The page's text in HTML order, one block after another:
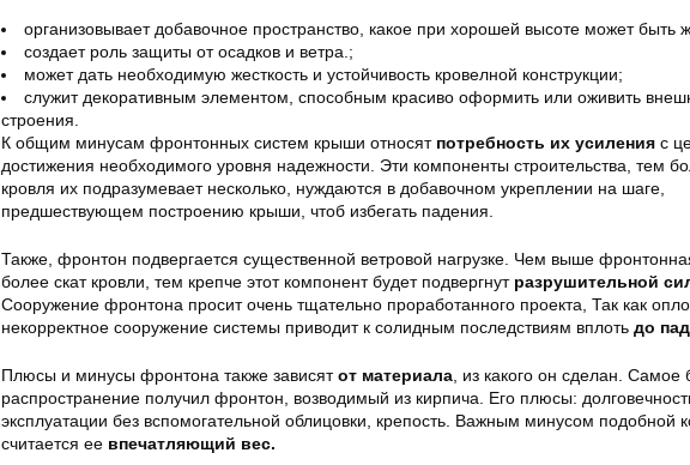
организовывает добавочное пространство, какое при хорошей высоте может
создает роль защиты от осадков и ветра.;
может дать необходимую жесткость и устойчивость кровелной конструкции;
служит декоративным элементом, способным красиво оформить или оживить
строения.
К общим минусам фронтонных систем крыши относят потребность их усиления с
достижения необходимого уровня надежности. Эти компоненты строительства, тем
кровля их подразумевает несколько, нуждаются в добавочном укреплении на шаге,
предшествующем построению крыши, чтоб избегать падения.
Также, фронтон подвергается существенной ветровой нагрузке. Чем выше
более скат кровли, тем крепче этот компонент будет подвергнут разрушительной
Сооружение фронтона просит очень тщательно проработанного проекта, Так как
некорректное сооружение системы приводит к солидным последствиям вплоть до
Плюсы и минусы фронтона также зависятот материала, из какого он сделан. Самое
распространение получил фронтон, возводимый из кирпича. Его плюсы:
эксплуатации без вспомогательной облицовки, крепость. Важным минусом подобной
считается ее впечатляющий вес.